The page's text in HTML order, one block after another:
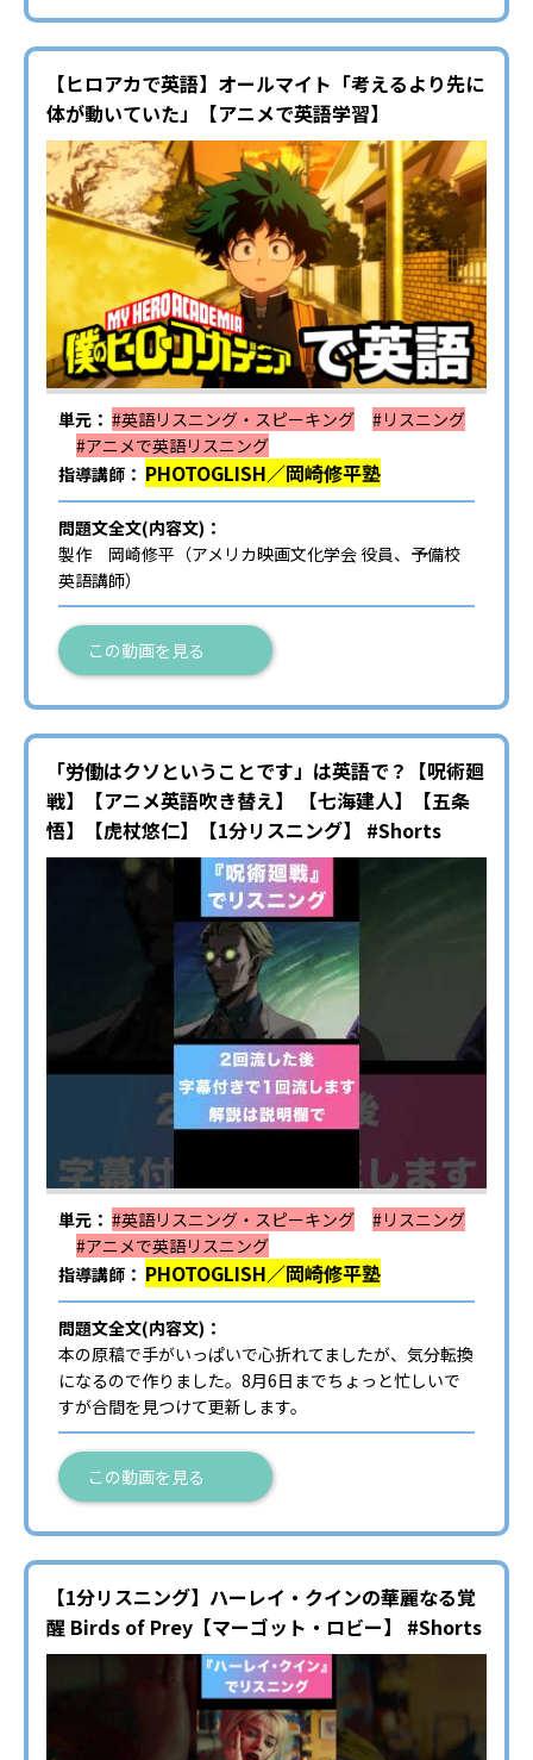
【ヒロアカで英語】オールマイト「考えるより先に
体が動いていた」【アニメで英語学習】
単元： #英語リスニング・スピーキング
#リスニング
#アニメで英語リスニング
指導講師： PHOTOGLISH／岡崎修平塾
問題文全文(内容文)：
製作 岡崎修平（アメリカ映画文化学会 役員、予備校
英語講師）
この動画を見る
「労働はクソということです」は英語で？【呪術廻
戦】【アニメ英語吹き替え】 【七海建人】【五条
悟】【虎杖悠仁】【1分リスニング】 #Shorts
単元： #英語リスニング・スピーキング
#リスニング
#アニメで英語リスニング
指導講師： PHOTOGLISH／岡崎修平塾
問題文全文(内容文)：
本の原稿で手がいっぱいで心折れてましたが、気分転換
になるので作りました。8月6日までちょっと忙しいで
すが合間を見つけて更新します。
この動画を見る
【1分リスニング】ハーレイ・クインの華麗なる覚
醒 Birds of Prey【マーゴット・ロビー】 #Shorts